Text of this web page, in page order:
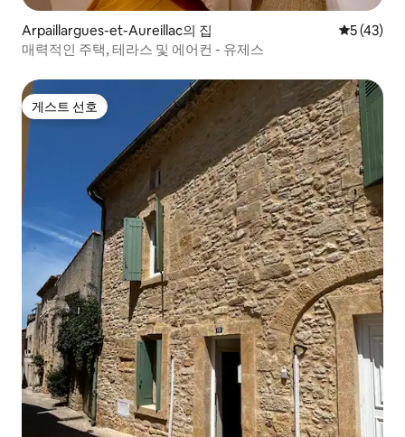
Arpaillargues-et-Aureillac의 집 평점 5점
5 (43)
매력적인 주택, 테라스 및 에어컨 - 유제스
게스트 선호
게스트 선호